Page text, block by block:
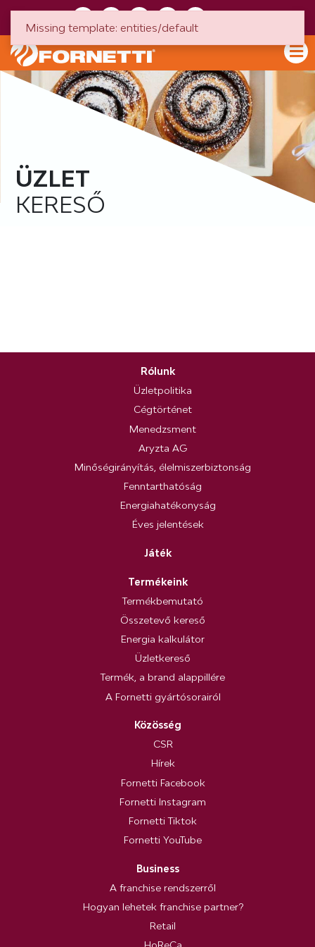
ÜZLET
KERESŐ
Rólunk
Üzletpolitika
Cégtörténet
Menedzsment
Aryzta AG
Minőségirányítás, élelmiszerbiztonság
Fenntarthatóság
Energiahatékonyság
Éves jelentések
Játék
Termékeink
Termékbemutató
Összetevő kereső
Energia kalkulátor
Üzletkereső
Termék, a brand alappillére
A Fornetti gyártósorairól
Közösség
CSR
Hírek
Fornetti Facebook
Fornetti Instagram
Fornetti Tiktok
Fornetti YouTube
Business
A franchise rendszerről
Hogyan lehetek franchise partner?
Retail
Missing template: entities/default